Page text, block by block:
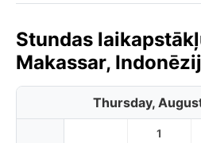
Stundas
Makassar,
Thursday,
1